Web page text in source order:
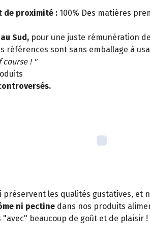
de proximité : 100% Des matières
Sud, pour une juste rémunération
références sont sans emballage à
course ! "
préservent les qualités gustatives, et
ni pectine dans nos produits
beaucoup de goût et de plaisir !